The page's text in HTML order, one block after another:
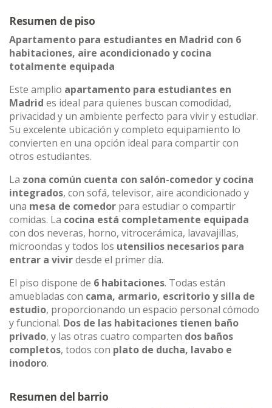
Resumen de piso
Apartamento para estudiantes en Madrid con 6
habitaciones, aire acondicionado y cocina
totalmente equipada
Este amplio apartamento para estudiantes en
Madrid es ideal para quienes buscan comodidad,
privacidad y un ambiente perfecto para vivir y estudiar.
Su excelente ubicación y completo equipamiento lo
convierten en una opción ideal para compartir con
otros estudiantes.
La zona común cuenta con salón-comedor y cocina
integrados, con sofá, televisor, aire acondicionado y
una mesa de comedor para estudiar o compartir
comidas. La cocina está completamente equipada
con dos neveras, horno, vitrocerámica, lavavajillas,
microondas y todos los utensilios necesarios para
entrar a vivirdesde el primer día.
El piso dispone de 6 habitaciones. Todas están
amuebladas con cama, armario, escritorio y silla de
estudio, proporcionando un espacio personal cómodo
y funcional. Dos de las habitaciones tienen baño
privado, y las otras cuatro comparten dos baños
completos, todos con plato de ducha, lavabo e
inodoro.
Resumen del barrio